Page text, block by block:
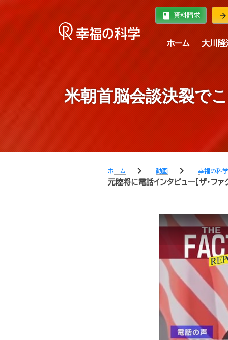
book 資料請求 arrow_forward
ホーム 大川隆
米朝首脳会談決裂で
ホーム chevron_right 動画 chevron_right 幸福の科
元陸将に電話インタビュー【ザ・フ